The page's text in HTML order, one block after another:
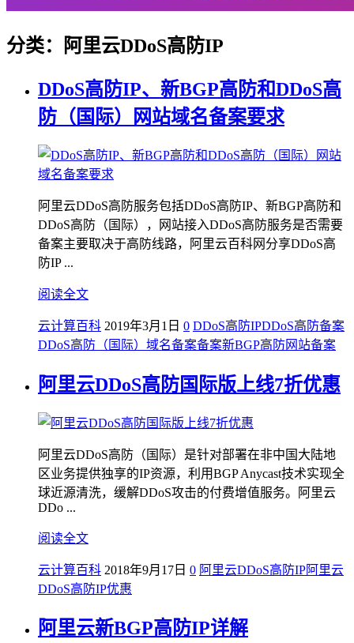
分类：阿里云DDoS高防IP
DDoS高防IP、新BGP高防和DDoS高
防（国际）网站域名备案要求
阿里云DDoS高防服务包括DDoS高防IP、新BGP高防和
DDoS高防（国际），网站接入DDoS高防服务是否需要
备案主要取决于高防线路，阿里云百科网分享DDoS高
防IP ...
阅读全文
云计算百科 2019年3月1日 0 DDoS高防IPDDoS高防备案
DDoS高防（国际） 域名备案备案新BGP高防网站备案
阿里云DDoS高防国际版上线7折优惠
阿里云DDoS高防（国际）是针对部署在非中国大陆地
区业务提供独享的IP资源，利用BGP Anycast技术实现全
球近源清洗，缓解DDoS攻击的付费增值服务。阿里云
DDo ...
阅读全文
云计算百科 2018年9月17日 0 阿里云DDoS高防IP阿里云
DDoS高防IP优惠
阿里云新BGP高防IP详解